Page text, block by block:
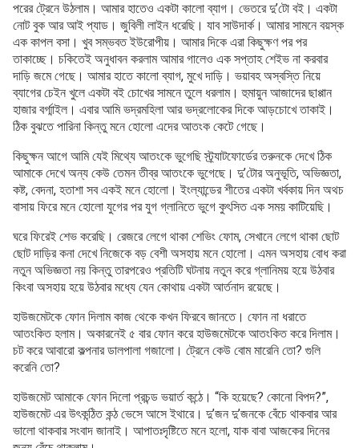
পরের ট্রেনে উঠলাম। আমার হাতেও একটা কালো ব্যাগ। ভেতরে দু’টো বই। একটা
নোট বুক আর আই প্যাড। জুবিলী লাইন ধরেছি। যাব সাউদার্ক। আমার সামনে বয়স্ক
এক কাপল বসা। খুব সম্ভবত ইউরোপীয়। আমার দিকে এরা কিছুক্ষণ পর পর
তাকাচ্ছে। চকিতেই অনুধাবন করলাম আমার গালেও এক সপ্তাহ শেইভ না করবার
দাড়ি জমে গেছে। আমার হাতে কালো ব্যাগ, মুখে দাড়ি। ভয়াবহ অস্বস্তি নিয়ে
ব্যাগের চেইন খুলে একটা বই চোখের সামনে তুলে ধরলাম। হুমায়ুন আজাদের ছাপ্পান
হাজার বর্গ্মাইল। এবার আমি ভদ্রমহিলা আর ভদ্রলোকের দিকে আড়চোখে তাকাই।
ঠিক বুঝতে পারিনা কিন্তু মনে হোলো এদের আতংক কেটে গেছে।
কিছুক্ষন আগে আমি যেই মিথ্যে আতংকে ভুগেছি স্ট্র্যাটফোর্ডের তরুনকে দেখে ঠিক
আমাকে দেখে অন্য কেউ তেমন তীব্র আতংকে ভুগেছে। দু’টোর অনুভূতি, অভিজ্ঞতা,
কষ্ট, বেদনা, হতাশা সব একই মনে হোলো। ইংল্যান্ডের শীতের একটা খর্বকায় দিন অথচ
বাসায় ফিরে মনে হোলো যুগের পর যুগ গ্লানিতে ভুগে কুৎসিত এক সময় কাটিয়েছি।
ঘরে ফিরেই শেভ করেছি। রেজরে লেগে থাকা শেভিং ফোম, সেখানে লেগে থাকা ছোট
ছোট দাড়ির কনা দেখে নিজেকে বড় বেশী অসহায় মনে হোলো। এমন অসহায় বোধ করা
নতুন অভিজ্ঞতা নয় কিন্তু তারপরেও প্রতিটি ঘটনায় নতুন করে গ্লানিময় হয়ে উঠবার
কিংবা অসহায় হয়ে উঠবার মধ্যে যেন কোথায় একটা আর্তনাদ রয়েছে।
হাউজমেটকে ফোন দিলাম কাজ থেকে কখন ফিরবে জানতে। ফোন না ধরাতে
আতংকিত হলাম। অকারনেই ৫ বার ফোন করে হাউজমেটকে আতংকিত করে দিলাম।
চট করে আবারো কল্পনার ডালপালা গজালো। ট্রেনে কেউ বোম মারেনি তো? গুলি
করেনি তো?
হাউজমেট আমাকে ফোন দিলো প্রচন্ড ভয়ার্ত কন্ঠে। “কি হয়েছে? কোনো বিপদ?”,
হাউজমেট এর উৎকন্ঠিত কন্ঠ ভেসে আসে ইথারে। দু’জন দু’জনকে বেঁচে থাকবার আর
ভালো থাকবার সংবাদ জানাই। আপাতঃদৃষ্টিতে মনে হলো, যাক বাবা আজকের দিনের